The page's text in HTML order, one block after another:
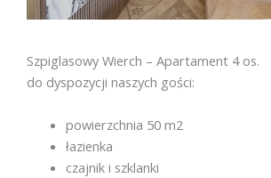
Szpiglasowy Wierch – Apartament 4 os.
do dyspozycji naszych gości:
powierzchnia 50 m2
łazienka
czajnik i szklanki